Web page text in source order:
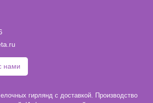
нами
гирлянд с доставкой. Производство